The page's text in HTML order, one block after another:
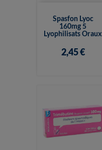
Spasfon Lyoc
160mg 5
Lyophilisats Oraux
2,45 €